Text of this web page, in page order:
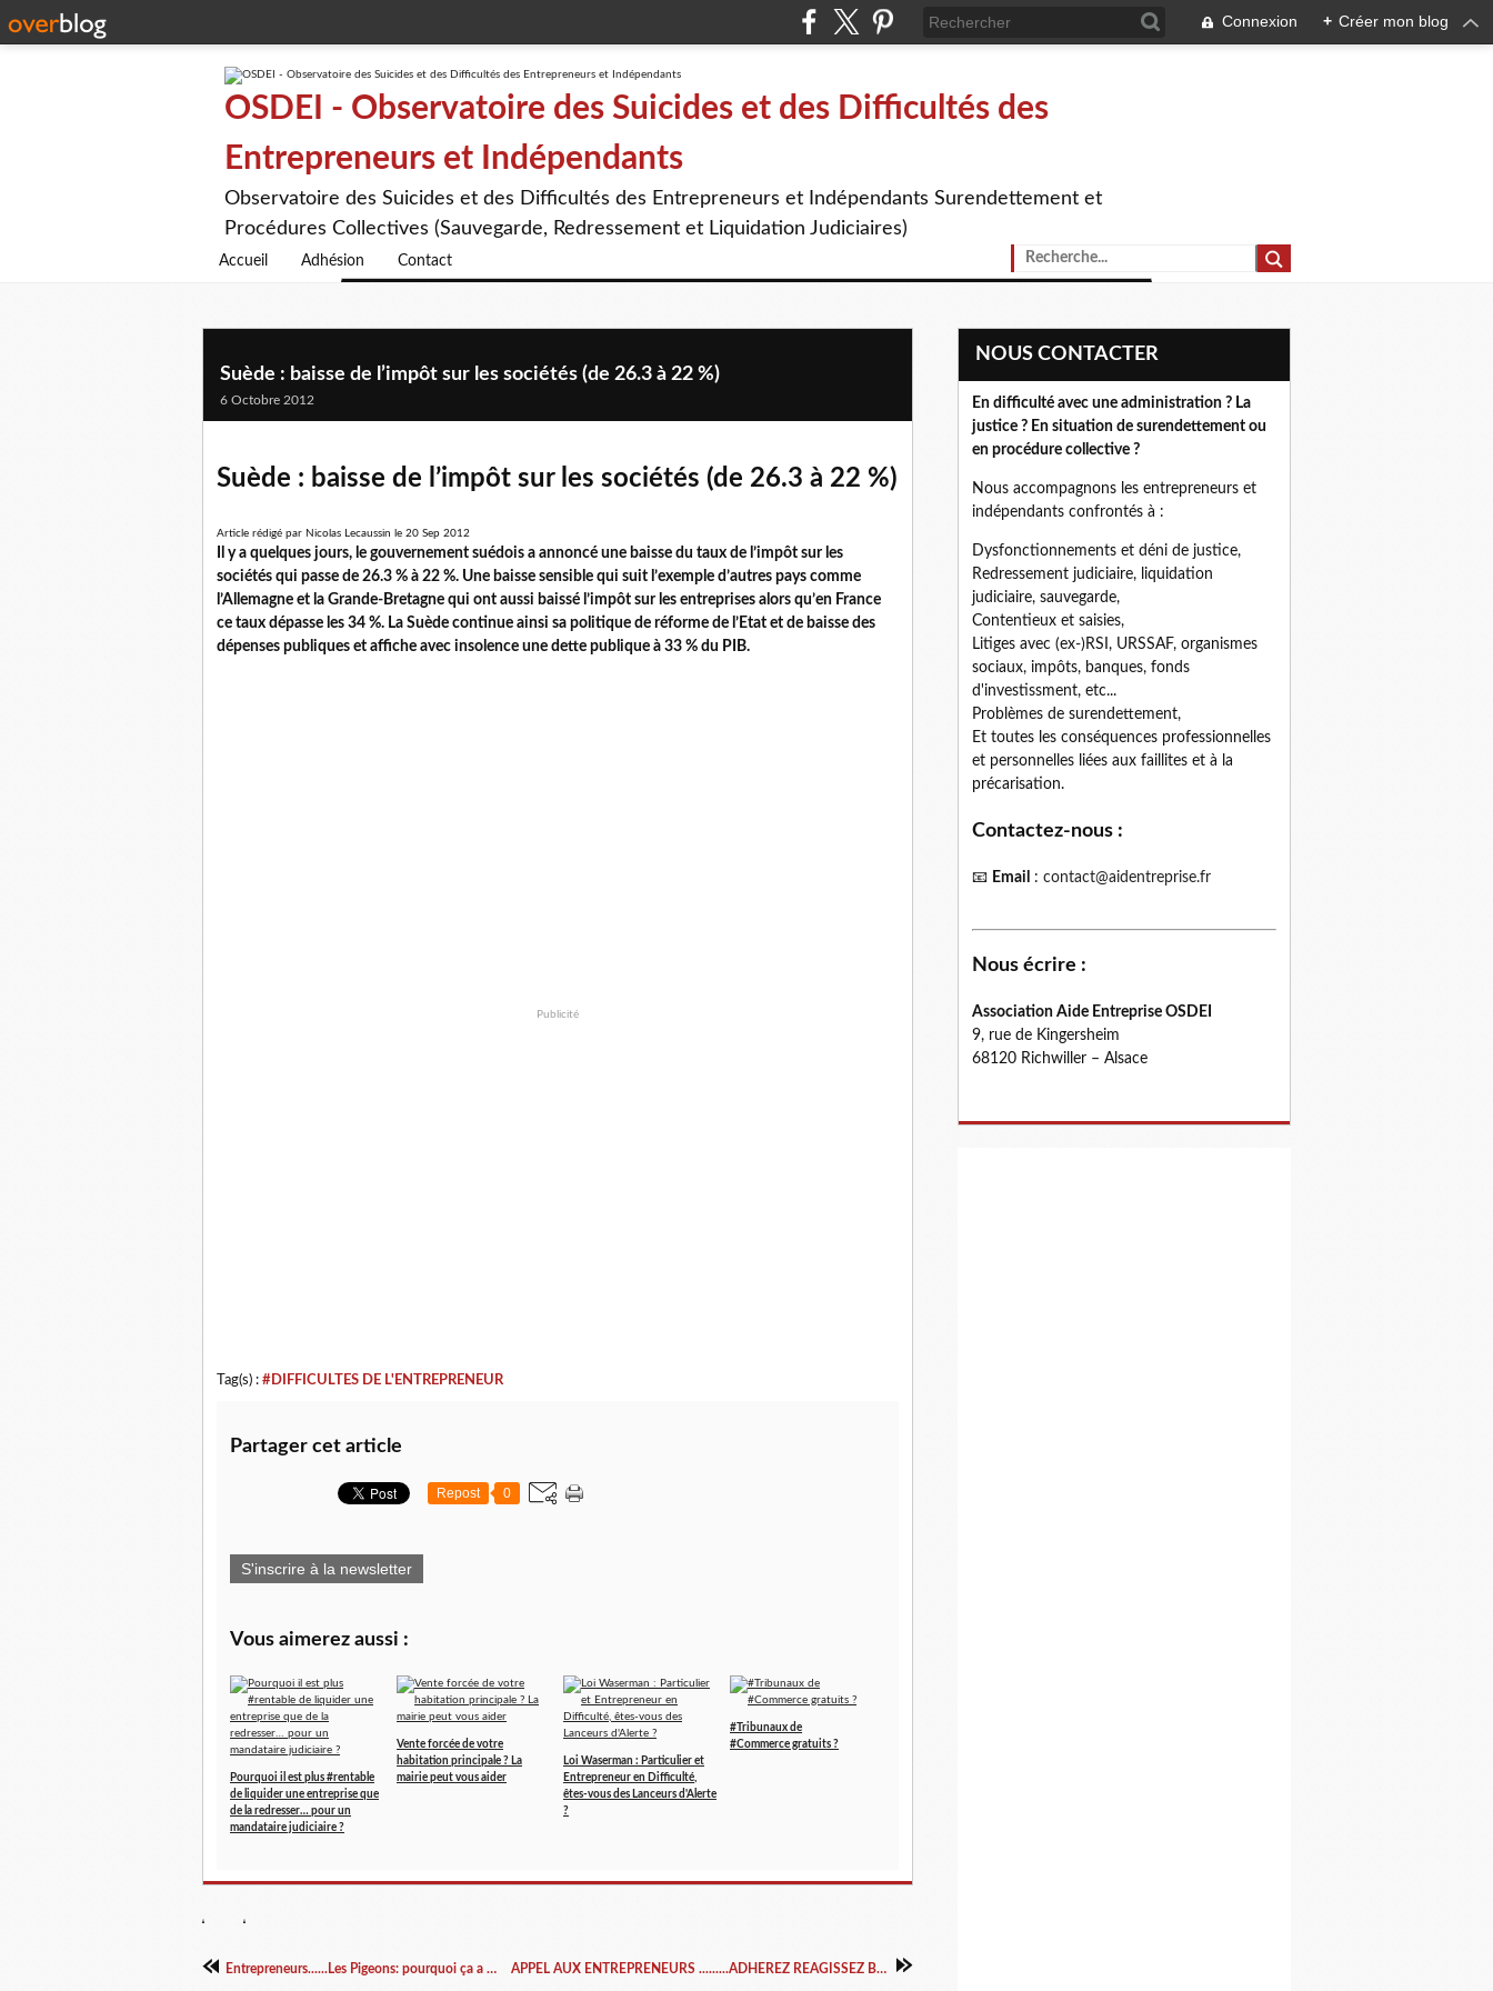
Connexion + Créer mon blog
OSDEI - Observatoire des Suicides et des Difficultés des
Entrepreneurs et Indépendants
Observatoire des Suicides et des Difficultés des Entrepreneurs et Indépendants Surendettement et
Procédures Collectives (Sauvegarde, Redressement et Liquidation Judiciaires)
Accueil Adhésion Contact
Suède : baisse de l’impôt sur les sociétés (de 26.3 à 22 %)
6 Octobre 2012
Suède : baisse de l’impôt sur les sociétés (de 26.3 à 22 %)
Article rédigé par Nicolas Lecaussin le 20 Sep 2012
Il y a quelques jours, le gouvernement suédois a annoncé une baisse du taux de l’impôt sur les
sociétés qui passe de 26.3 % à 22 %. Une baisse sensible qui suit l’exemple d’autres pays comme
l’Allemagne et la Grande-Bretagne qui ont aussi baissé l’impôt sur les entreprises alors qu’en France
ce taux dépasse les 34 %. La Suède continue ainsi sa politique de réforme de l’Etat et de baisse des
dépenses publiques et affiche avec insolence une dette publique à 33 % du PIB.
Publicité
Tag(s) : #DIFFICULTES DE L'ENTREPRENEUR
Partager cet article
Repost 0
S'inscrire à la newsletter
Vous aimerez aussi :
Pourquoi il est plus #rentable
de liquider une entreprise que
de la redresser… pour un
mandataire judiciaire ?
Vente forcée de votre
habitation principale ? La
mairie peut vous aider
Loi Waserman : Particulier et
Entrepreneur en Difficulté,
êtes-vous des Lanceurs d'Alerte
?
#Tribunaux de
#Commerce gratuits ?
Entrepreneurs......Les Pigeons: pourquoi ça a marché.... APPEL AUX ENTREPRENEURS .........ADHEREZ REAGISSEZ BOUGEZ.......!!
NOUS CONTACTER
En difficulté avec une administration ? La
justice ? En situation de surendettement ou
en procédure collective ?
Nous accompagnons les entrepreneurs et
indépendants confrontés à :
Dysfonctionnements et déni de justice,
Redressement judiciaire, liquidation
judiciaire, sauvegarde,
Contentieux et saisies,
Litiges avec (ex-)RSI, URSSAF, organismes
sociaux, impôts, banques, fonds
d'investissment, etc...
Problèmes de surendettement,
Et toutes les conséquences professionnelles
et personnelles liées aux faillites et à la
précarisation.
Contactez-nous :
📧 Email : contact@aidentreprise.fr
Nous écrire :
Association Aide Entreprise OSDEI
9, rue de Kingersheim
68120 Richwiller – Alsace